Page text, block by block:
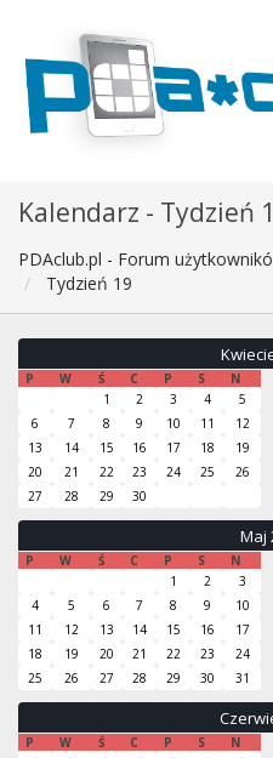
Kalendarz - Tydzień
PDAclub.pl - Forum
Tydzień 19
P W Ś C P S
N
1
2 3 4
5
6
7 8 9 10 11
12
13
14 15 16 17 18
19
20
21 22 23 24 25
26
27
28 29 30
Maj
P W Ś C P S
N
1
2
3
4
5 6 7 8 9
10
11
12 13 14 15 16
17
18
19 20 21 22 23
24
25
26 27 28 29 30 31
P W Ś C P S
N